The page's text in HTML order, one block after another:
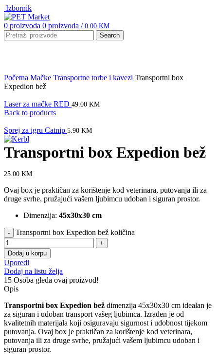
Izbornik
0 proizvoda 0 proizvoda / 0.00 KM
Search
Početna Mačke Transportne torbe i kavezi Transportni box
Expedion bež
Laser za mačke RED 49.00 KM
Back to products
Sprej za igru Catnip 5.90 KM
Transportni box Expedion bež
25.00 KM
Ovaj box je praktičan za korištenje kod veterinara, putovanja ili za
druge svrhe, pružajući vašem ljubimcu udoban i siguran prostor.
Dimenzija: 45x30x30 cm
Transportni box Expedion bež količina
Dodaj u korpu
Uporedi
Dodaj na listu želja
15 Osoba gleda ovaj proizvod!
Opis
Transportni box Expedion bež dimenzija 45x30x30 cm idealan je
za siguran i udoban transport vašeg ljubimca. Izrađen je od
kvalitetnih materijala koji osiguravaju sigurnost i udobnost tijekom
putovanja. Ovaj box je praktičan za korištenje kod veterinara,
putovanja ili za druge svrhe, pružajući vašem ljubimcu udoban i
siguran prostor.